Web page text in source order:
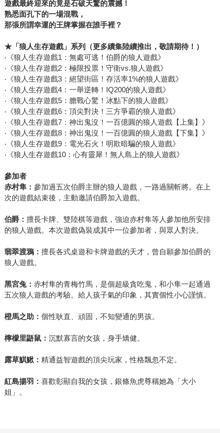
遊戲最終迎來的竟是石破天驚的震撼！
熟悉面孔下的一場混戰，
那張所謂幸運的王牌掌握在誰手裡？
★「狼人生存遊戲」系列
（更多續集陸續推出，敬請期待！）
‧《狼人生存遊戲1：無處可逃！伯爵的狼人遊戲》
‧《狼人生存遊戲2：極限投票！守衛vs.狼人遊戲》
‧《狼人生存遊戲3：絕望街區！存活率1%的狼人遊戲》
‧《狼人生存遊戲4：一舉逆轉！IQ200的狼人遊戲》
‧《狼人生存遊戲5：膽戰心驚！冰點下的狼人遊戲》
‧《狼人生存遊戲6：頂尖對決！三方爭霸的狼人遊戲》
‧《狼人生存遊戲7：神出鬼沒！一百億圓的狼人遊戲【上集】》
‧《狼人生存遊戲8：神出鬼沒！一百億圓的狼人遊戲【下集】》
‧《狼人生存遊戲9：電光石火！明欺暗騙的狼人遊戲》
‧《狼人生存遊戲10：心有靈犀！無人島上的狼人遊戲》
參加者
赤村隼： 參加過五次伯爵主辦的狼人遊戲，一路過關斬將。在上
次的遊戲結束後，主動邀請伯爵加入遊戲。
伯爵： 擅長卡牌、雙陸棋等遊戲，強迫赤村隼等人參加他所安排
的狼人遊戲。本次遊戲偽裝成其中一位參加者，與眾人對決。
翡翠渡鴉： 擅長各式桌遊和卡牌遊戲的天才，曾自願參加伯爵的
狼人遊戲。
黑宮兔： 赤村隼的青梅竹馬，是個超級貪吃鬼，和小隼一起通過
五次狼人遊戲的考驗。給人孩子氣的印象，其實個性小心謹慎。
橙馬之助： 個性耿直、頑固，不知變通的男孩。
檸檬里鼯鼠： 沉默寡言的女孩，身手矯健。
露草鯕鰍： 精通益智遊戲的頂尖玩家，性格飄忽不定。
紅島揚羽： 喜歡彰顯自我的女孩，銀條魚虎尊稱她為「大小
姐」。